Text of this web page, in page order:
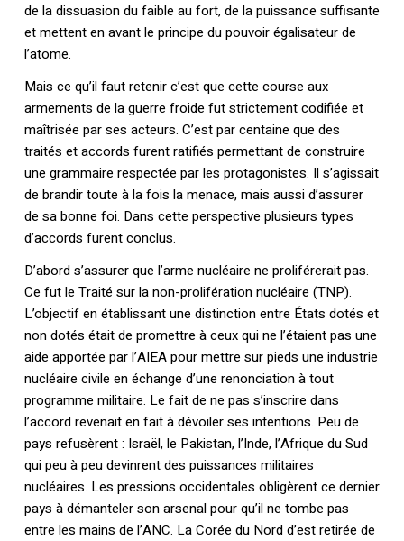
de la dissuasion du faible au fort, de la puissance suffisante
et mettent en avant le principe du pouvoir égalisateur de
l’atome.
Mais ce qu’il faut retenir c’est que cette course aux
armements de la guerre froide fut strictement codifiée et
maîtrisée par ses acteurs. C’est par centaine que des
traités et accords furent ratifiés permettant de construire
une grammaire respectée par les protagonistes. Il s’agissait
de brandir toute à la fois la menace, mais aussi d’assurer
de sa bonne foi. Dans cette perspective plusieurs types
d’accords furent conclus.
D’abord s’assurer que l’arme nucléaire ne proliférerait pas.
Ce fut le Traité sur la non-prolifération nucléaire (TNP).
L’objectif en établissant une distinction entre États dotés et
non dotés était de promettre à ceux qui ne l’étaient pas une
aide apportée par l’AIEA pour mettre sur pieds une industrie
nucléaire civile en échange d’une renonciation à tout
programme militaire. Le fait de ne pas s’inscrire dans
l’accord revenait en fait à dévoiler ses intentions. Peu de
pays refusèrent : Israël, le Pakistan, l’Inde, l’Afrique du Sud
qui peu à peu devinrent des puissances militaires
nucléaires. Les pressions occidentales obligèrent ce dernier
pays à démanteler son arsenal pour qu’il ne tombe pas
entre les mains de l’ANC. La Corée du Nord d’est retirée de